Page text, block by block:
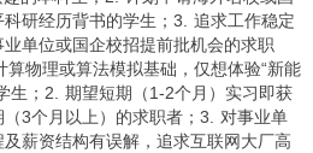
研经历背书的学生；3. 追求工作稳定
单位或国企校招提前批机会的求职
算物理或算法模拟基础，仅想体验“新能
生；2. 期望短期（1-2个月）实习即获
3个月以上）的求职者；3. 对事业单
薪资结构有误解，追求互联网大厂高